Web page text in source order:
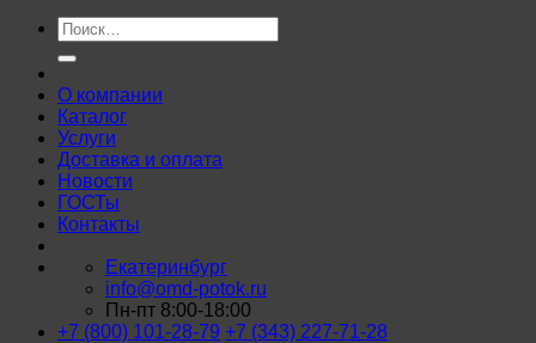
Искать:
О компании
Каталог
Услуги
Доставка и оплата
Новости
ГОСТы
Контакты
Екатеринбург
info@omd-potok.ru
Пн-пт 8:00-18:00
+7 (800) 101-28-79 +7 (343) 227-71-28